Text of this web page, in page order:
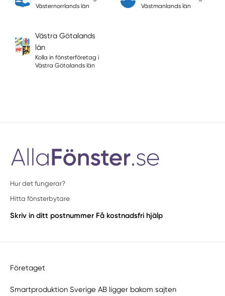
Västernorrlands län
Västmanlands län
Västra Götalands
län
Kolla in fönsterföretag i
Västra Götalands län
Hur det fungerar?
Hitta fönsterbytare
Skriv in ditt postnummer Få kostnadsfri hjälp
Företaget
Smartproduktion Sverige AB ligger bakom sajten